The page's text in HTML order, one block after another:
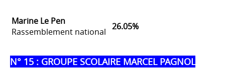
Marine Le Pen
Rassemblement national 26.05%
N° 15 : GROUPE SCOLAIRE MARCEL PAGNOL